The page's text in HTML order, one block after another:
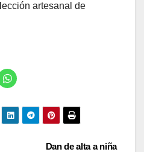
artesanal de
Dan de alta a niña